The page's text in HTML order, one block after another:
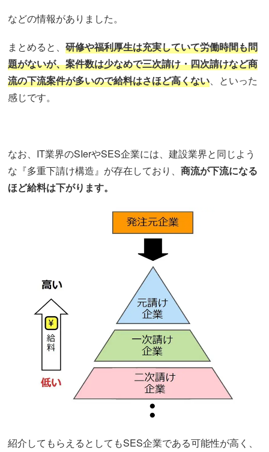
などの情報がありました。
まとめると、研修や福利厚生は充実していて労働時間も問
題がないが、案件数は少なめで三次請け・四次請けなど商
流の下流案件が多いので給料はさほど高くない、といった
感じです。
なお、IT業界のSIerやSES企業には、建設業界と同じよう
な『多重下請け構造』が存在しており、商流が下流になる
ほど給料は下がります。
紹介してもらえるとしてもSES企業である可能性が高く、